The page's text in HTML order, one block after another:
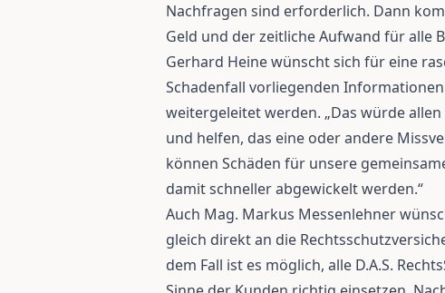
Nachfragen sind erforderlich. Dann
Geld und der zeitliche Aufwand für alle
Gerhard Heine wünscht sich für eine
Schadenfall vorliegenden
weitergeleitet werden. „Das würde
und helfen, das eine oder andere
können Schäden für unsere
damit schneller abgewickelt werden.“
Auch Mag. Markus Messenlehner
gleich direkt an die
dem Fall ist es möglich, alle D.A.S.